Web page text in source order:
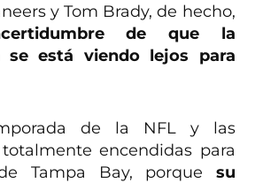
y Tom Brady, de hecho,
de que la
se está viendo lejos para
de la NFL y las
encendidas para
Tampa Bay, porque su